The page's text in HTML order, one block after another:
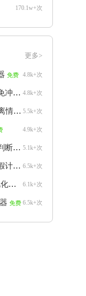
170.1w+次
更多>
4.8k+次
免费
4.8k+次
）
5.5k+次
控）
4.9k+次
5.1k+次
器 免费
6.5k+次
器 免费
6.1k+次
器 免费
6.5k+次
免费